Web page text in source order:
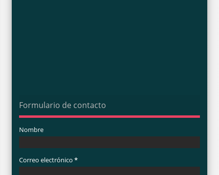
Formulario de contacto
Nombre
Correo electrónico *